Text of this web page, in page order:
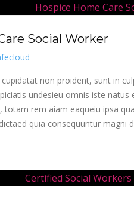
Social Worker
non proident, sunt in
undesieu omnis iste
totam rem aiam eaqueiu ipsa
quia consequuntur magni